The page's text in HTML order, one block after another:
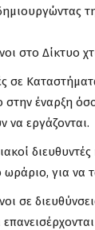
στο Δίκτυο
σε
στην έναρξη
να εργάζονται.
ωράριο, για να
σε